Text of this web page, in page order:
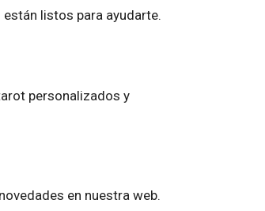
listos para ayudarte.
personalizados y
en nuestra web.